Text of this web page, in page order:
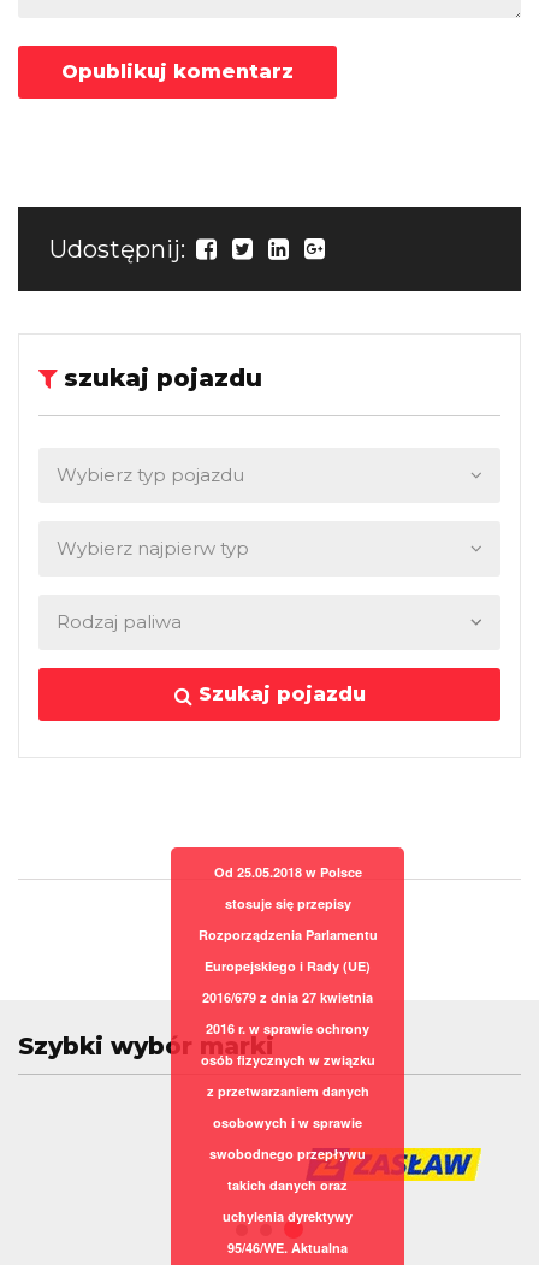
Udostępnij:
szukaj pojazdu
Szukaj pojazdu
Szybki wybór marki
Od 25.05.2018 w Polsce
stosuje się przepisy
Rozporządzenia Parlamentu
Europejskiego i Rady (UE)
2016/679 z dnia 27 kwietnia
2016 r. w sprawie ochrony
osób fizycznych w związku
z przetwarzaniem danych
osobowych i w sprawie
swobodnego przepływu
takich danych oraz
uchylenia dyrektywy
95/46/WE. Aktualna